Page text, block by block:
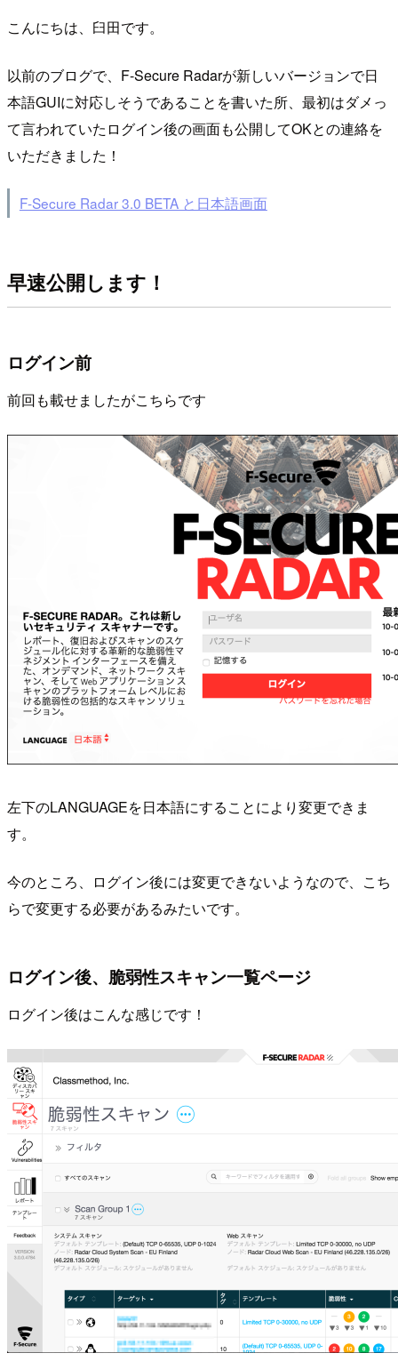
こんにちは、臼田です。
以前のブログで、F-Secure Radarが新しいバージョンで日
本語GUIに対応しそうであることを書いた所、最初はダメっ
て言われていたログイン後の画面も公開してOKとの連絡を
いただきました！
F-Secure Radar 3.0 BETA と日本語画面
早速公開します！
ログイン前
前回も載せましたがこちらです
左下のLANGUAGEを日本語にすることにより変更できま
す。
今のところ、ログイン後には変更できないようなので、こち
らで変更する必要があるみたいです。
ログイン後、脆弱性スキャン一覧ページ
ログイン後はこんな感じです！